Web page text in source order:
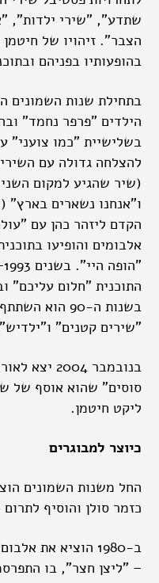
שתדע", "שירי ילדות",
הצבר". זיהויו של
בהופעותיו בפניהם
בתחילת שנות השמונים
הילדים "פרפר נחמד"
בשלישיית "כמו צועני"
להצלחה גדולה עם
ו"אנחנו נשארים בארץ"
הקדם ליזהר כהן עם
אלבומים והופיעו
התוכנית "חלום עליכם"
בשנות ה-90
"שירים קטנים"
בנובמבר
סוסים" שהוא אוסף של
ליקט חיטמן.
כיוצר למבוגרים
החל משנות השמונים
כזמר סולן והוסיף
ב-1980 הוציא את
– "ליצן חצר", בו